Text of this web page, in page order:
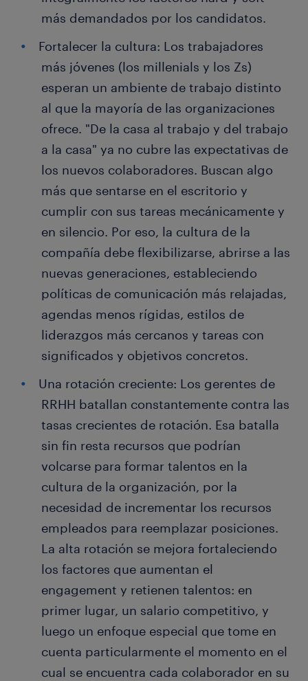
más demandados por los candidatos.
Fortalecer la cultura: Los trabajadores
más jóvenes (los millenials y los Zs)
esperan un ambiente de trabajo distinto
al que la mayoría de las organizaciones
ofrece. "De la casa al trabajo y del trabajo
a la casa" ya no cubre las expectativas de
los nuevos colaboradores. Buscan algo
más que sentarse en el escritorio y
cumplir con sus tareas mecánicamente y
en silencio. Por eso, la cultura de la
compañía debe flexibilizarse, abrirse a las
nuevas generaciones, estableciendo
políticas de comunicación más relajadas,
agendas menos rígidas, estilos de
liderazgos más cercanos y tareas con
significados y objetivos concretos.
Una rotación creciente: Los gerentes de
RRHH batallan constantemente contra las
tasas crecientes de rotación. Esa batalla
sin fin resta recursos que podrían
volcarse para formar talentos en la
cultura de la organización, por la
necesidad de incrementar los recursos
empleados para reemplazar posiciones.
La alta rotación se mejora fortaleciendo
los factores que aumentan el
engagement y retienen talentos: en
primer lugar, un salario competitivo, y
luego un enfoque especial que tome en
cuenta particularmente el momento en el
cual se encuentra cada colaborador en su